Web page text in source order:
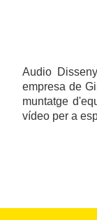
Audio
empresa de
muntatge
vídeo per a